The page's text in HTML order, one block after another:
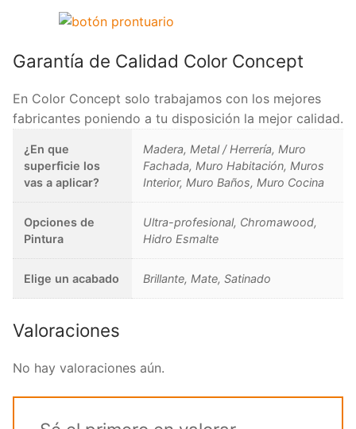
Garantía de Calidad Color Concept
En Color Concept solo trabajamos con los mejores
fabricantes poniendo a tu disposición la mejor calidad.
¿En que
superficie los
vas a aplicar?
Madera, Metal / Herrería, Muro
Fachada, Muro Habitación, Muros
Interior, Muro Baños, Muro Cocina
Opciones de
Pintura
Ultra-profesional, Chromawood,
Hidro Esmalte
Elige un acabado Brillante, Mate, Satinado
Valoraciones
No hay valoraciones aún.